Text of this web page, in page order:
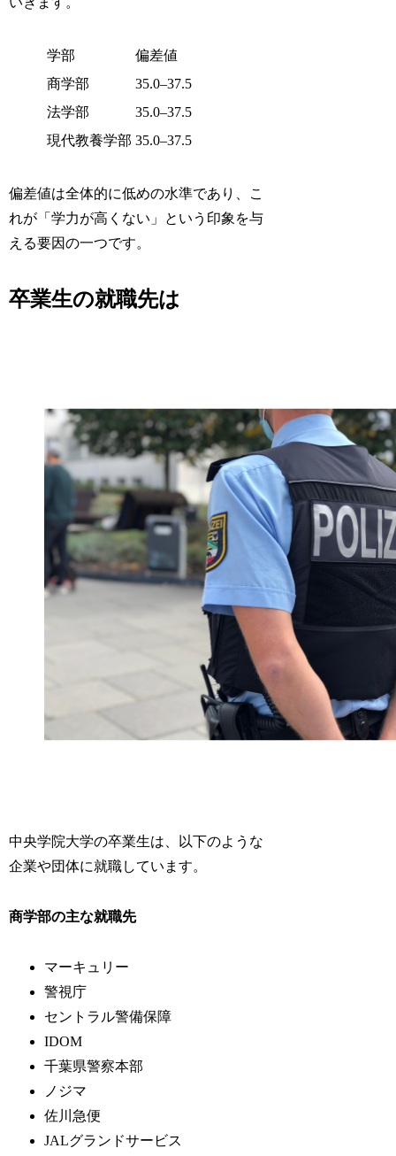
学部
偏差値
商学部
35.0–37.5
法学部
35.0–37.5
現代教養学部 35.0–37.5
偏差値は全体的に低めの水準であり、こ
れが「学力が高くない」という印象を与
える要因の一つです。
卒業生の就職先は
中央学院大学の卒業生は、以下のような
企業や団体に就職しています。
商学部の主な就職先
マーキュリー
警視庁
セントラル警備保障
IDOM
千葉県警察本部
ノジマ
佐川急便
JALグランドサービス